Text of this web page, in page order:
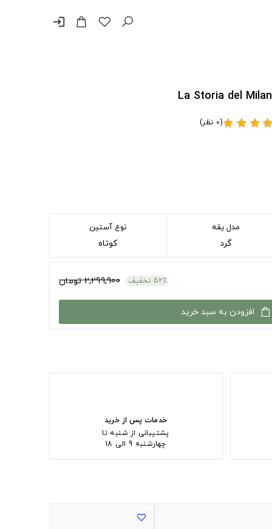
login
star
star
star
star(0 نظر)
مدل یقه
گرد
نوع آستین
کوتاه
52٪ تخفیف 2,299,900 تومان
افزودن به سبد خرید
خدمات پس از خرید
پشتیبانی از شنبه تا
چهارشنبه 9 الی 18